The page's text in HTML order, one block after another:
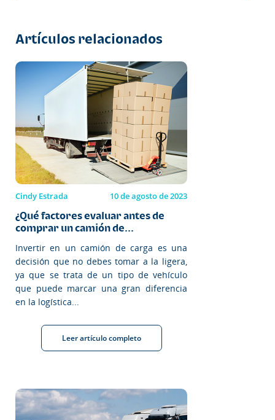
Artículos relacionados
Cindy Estrada 10 de agosto de 2023
¿Qué factores evaluar antes de
comprar un camión de...
Invertir en un camión de carga es una
decisión que no debes tomar a la ligera,
ya que se trata de un tipo de vehículo
que puede marcar una gran diferencia
en la logística...
Leer artículo completo